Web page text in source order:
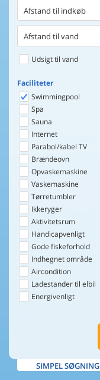
Afstand til indkøb
Afstand til vand
Udsigt til vand
Faciliteter
Swimmingpool
Spa
Sauna
Internet
Parabol/kabel TV
Brændeovn
Opvaskemaskine
Vaskemaskine
Tørretumbler
Ikkeryger
Aktivitetsrum
Handicapvenligt
Gode fiskeforhold
Indhegnet område
Aircondition
Ladestander til elbil
Energivenligt
SIMPEL SØGNING